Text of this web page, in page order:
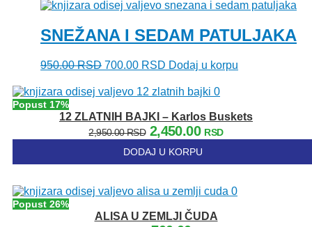
je
950.00 RSD.
je:
SNEŽANA I SEDAM PATULJAKA
950.00RSD Originalna
je
950.00 RSD.
700.00 RSD Trenutna
je:
Dodaj u korpu
Popust 17%
12 ZLATNIH BAJKI – Karlos Buskets
2,950.00RSD Originalna
cena
je
2,950.00 RSD.
2,450.00 RSDTrenutna
je:
DODAJ U KORPU
Popust 26%
ALISA U ZEMLJI ČUDA